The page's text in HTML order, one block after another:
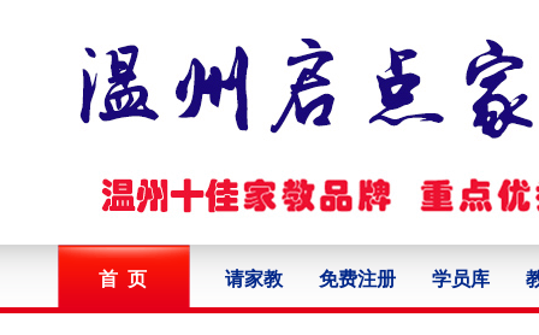
首 页 请家教 免费注册 学员库